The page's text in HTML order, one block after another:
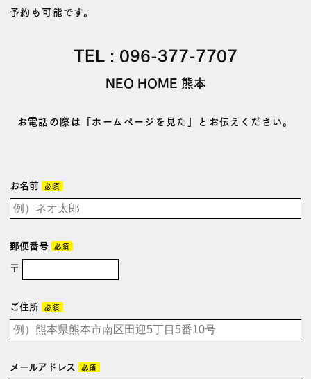
予約も可能です。
TEL : 096-377-7707
NEO HOME 熊本
お電話の際は「ホームページを見た」とお伝えください。
お名前 必須
郵便番号 必須
〒
ご住所 必須
メールアドレス 必須